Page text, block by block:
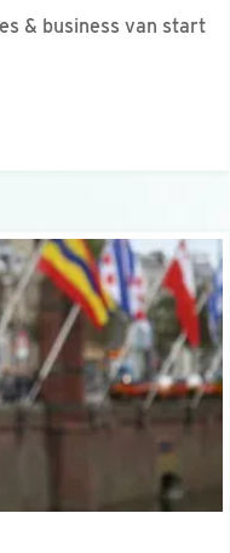
& business van start